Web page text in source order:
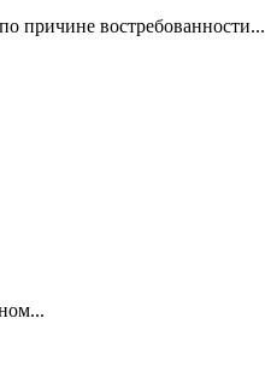
причине востребованности...